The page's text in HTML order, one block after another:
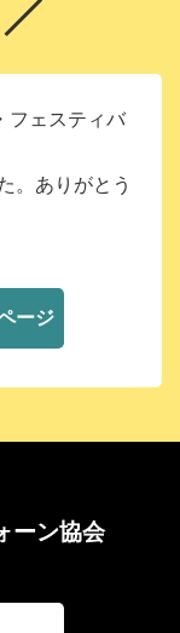
フェスティバ
。ありがとう
ージ
ーン協会